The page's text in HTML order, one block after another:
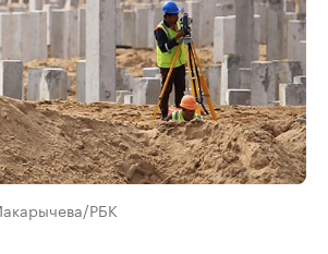
РБК